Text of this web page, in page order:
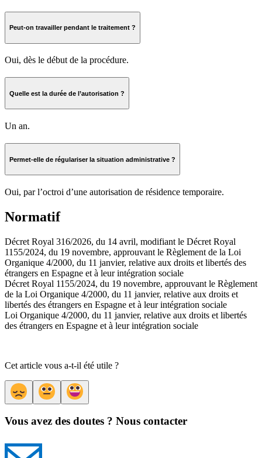
Peut-on travailler pendant le traitement ?
Oui, dès le début de la procédure.
Quelle est la durée de l’autorisation ?
Un an.
Permet-elle de régulariser la situation administrative ?
Oui, par l’octroi d’une autorisation de résidence temporaire.
Normatif
Décret Royal 316/2026, du 14 avril, modifiant le Décret Royal
1155/2024, du 19 novembre, approuvant le Règlement de la Loi
Organique 4/2000, du 11 janvier, relative aux droits et libertés des
étrangers en Espagne et à leur intégration sociale
Décret Royal 1155/2024, du 19 novembre, approuvant le Règlement
de la Loi Organique 4/2000, du 11 janvier, relative aux droits et
libertés des étrangers en Espagne et à leur intégration sociale
Loi Organique 4/2000, du 11 janvier, relative aux droits et libertés
des étrangers en Espagne et à leur intégration sociale
Cet article vous a-t-il été utile ?
Vous avez des doutes ? Nous contacter